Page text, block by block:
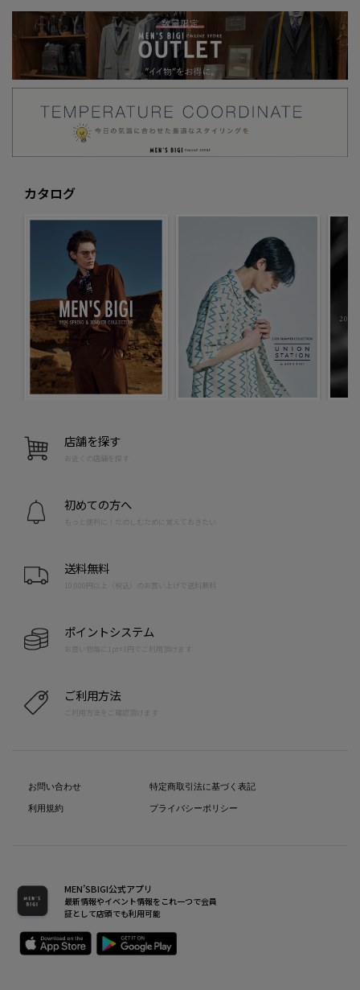
カタログ
店舗を探す
お近くの店舗を探す
初めての方へ
もっと便利に！たのしむために覚えておきたい
送料無料
10,000円以上（税込）のお買い上げで送料無料
ポイントシステム
お買い物毎に1pt=1円でご利用頂けます
ご利用方法
ご利用方法をご確認頂けます
お問い合わせ
利用規約
特定商取引法に基づく表記
プライバシーポリシー
MEN’SBIGI公式アプリ
最新情報やイベント情報をこれ一つで会員
証として店頭でも利用可能